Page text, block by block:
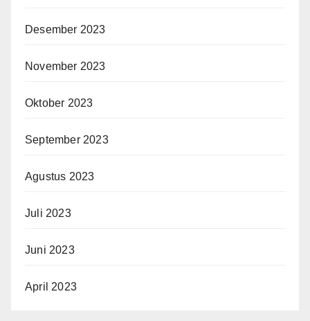
Desember 2023
November 2023
Oktober 2023
September 2023
Agustus 2023
Juli 2023
Juni 2023
April 2023